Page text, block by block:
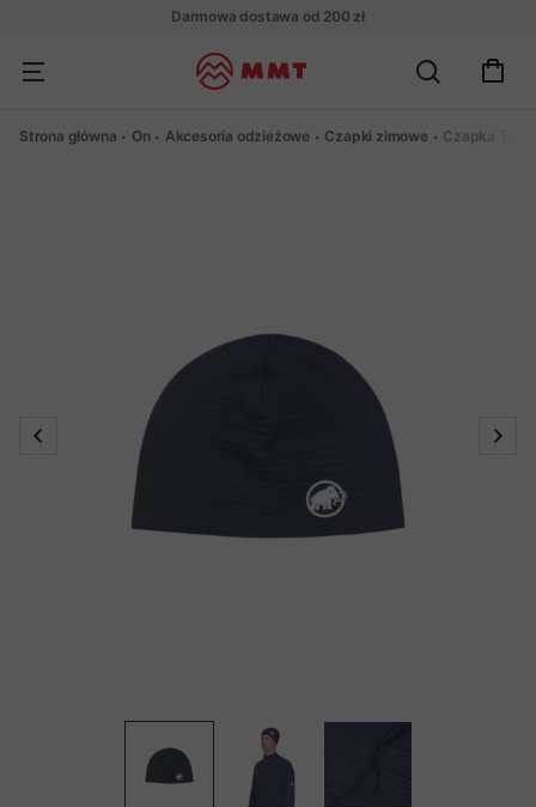
Darmowa dostawa od 200 zł
Strona główna On Akcesoria odzieżowe Czapki zimowe Czapka